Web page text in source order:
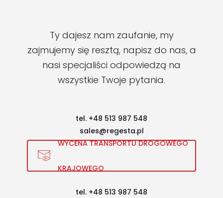
tel. +48 513 987 548
sales@regesta.pl
WYCENA TRANSPORTU DROGOWEGO
KRAJOWEGO
tel. +48 513 987 548
Ty dajesz nam zaufanie, my
zajmujemy się resztą, napisz do nas, a
nasi specjaliści odpowiedzą na
wszystkie Twoje pytania.